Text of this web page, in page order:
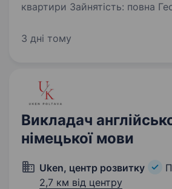
квартири Зайнятість: повна
соціальної квартири в межах
3 дні тому
Викладач
німецької мови
Uken, центр розвитку
2,7 км від центру